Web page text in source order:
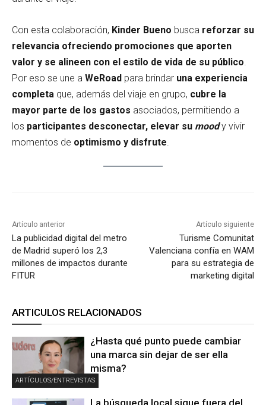
Con esta colaboración, Kinder Bueno busca reforzar su
relevancia ofreciendo promociones que aporten
valor y se alineen con el estilo de vida de su público
Por eso se une a WeRoad para brindar una experiencia
completa que, además del viaje en grupo, cubre la
mayor parte de los gastos asociados, permitiendo a
los participantes desconectar, elevar su moody vivir
momentos de optimismo y disfrute
Artículo anterior
La publicidad digital del metro
de Madrid superó los 2,3
millones de impactos durante
FITUR
Artículo siguiente
Turisme Comunitat
Valenciana confía en WAM
para su estrategia de
marketing digital
ARTICULOS RELACIONADOS
ARTÍCULOS/ENTREVISTAS
¿Hasta qué punto puede cambiar
una marca sin dejar de ser ella
misma?